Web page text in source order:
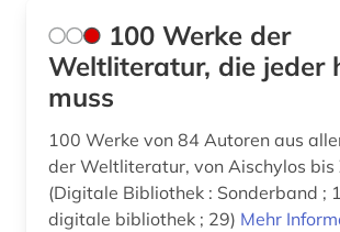
arbeitsrecht (1)
arbeitssicherheit (1)
archiv (2)
archivbestand (1)
Nordamerika (4)
Norwegen (11)
Oesterreich (8)
Osmanisches Reich (6)
Ostasien (5)
100 Werke der
Weltliteratur, die jeder
muss
100 Werke von 84 Autoren aus
der Weltliteratur, von Aischylos bis
(Digitale Bibliothek : Sonderband ;
digitale bibliothek ; 29) Mehr